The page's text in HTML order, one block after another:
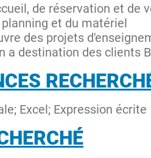
de réservation et de
et du matériel
des projets
a destination des clients
Excel; Expression écrite